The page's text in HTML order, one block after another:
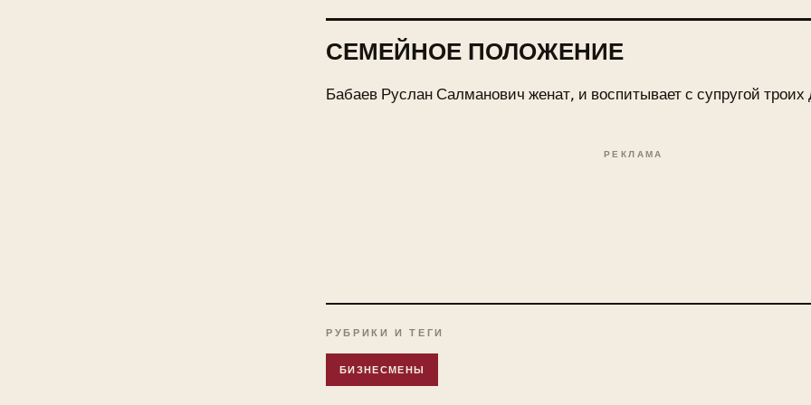
СЕМЕЙНОЕ ПОЛОЖЕНИЕ
Бабаев Руслан Салманович женат, и воспитывает с супругой троих
РЕКЛАМА
РУБРИКИ И ТЕГИ
БИЗНЕСМЕНЫ